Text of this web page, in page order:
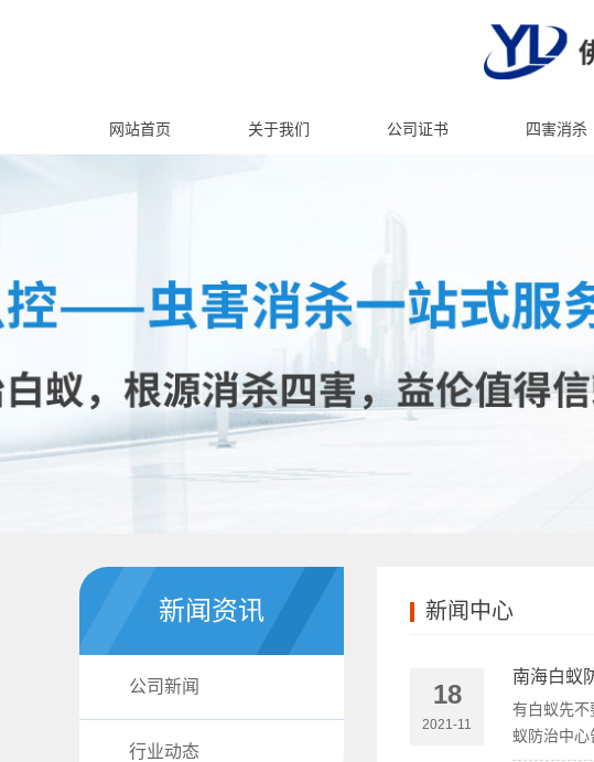
网站首页 关于我们 公司证书 四害消杀
新闻资讯
公司新闻
行业动态
新闻中心
18
2021-11
南海白蚁
有白蚁先不
蚁防治中心